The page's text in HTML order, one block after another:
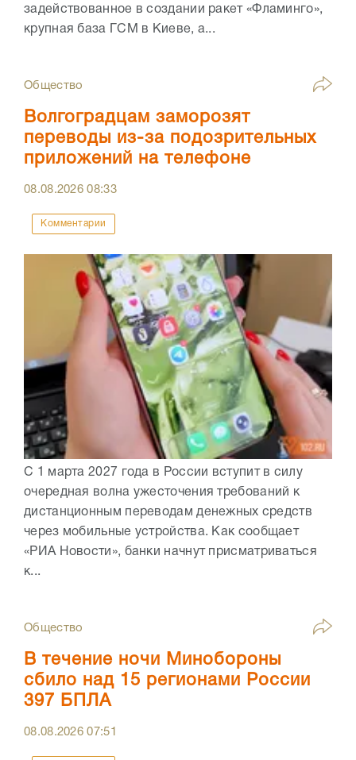
задействованное в создании ракет «Фламинго»,
крупная база ГСМ в Киеве, а...
Общество
Волгоградцам заморозят
переводы из-за подозрительных
приложений на телефоне
08.08.202608:33
Комментарии
С 1 марта 2027 года в России вступит в силу
очередная волна ужесточения требований к
дистанционным переводам денежных средств
через мобильные устройства. Как сообщает
«РИА Новости», банки начнут присматриваться
к...
Общество
В течение ночи Минобороны
сбило над 15 регионами России
397 БПЛА
08.08.202607:51